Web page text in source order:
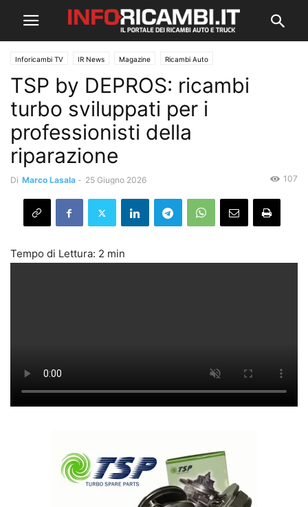
Inforicambi TV IR News Magazine Ricambi Auto
TSP by DEPROS: ricambi
turbo sviluppati per i
professionisti della
riparazione
Di Marco Lasala - 25 Giugno 2026 107